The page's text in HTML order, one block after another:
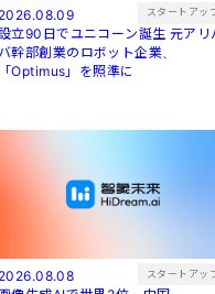
2026.08.09 スタートアッ
立90日でユニコーン誕生 元アリバ
バ幹部創業のロボット企業、
「Optimus」を照準に
2026.08.08 スタートアッ